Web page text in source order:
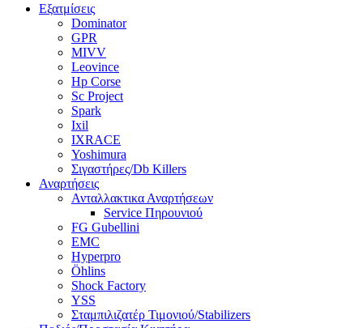
Εξατμίσεις
Dominator
GPR
MIVV
Leovince
Hp Corse
Sc Project
Spark
Ixil
IXRACE
Yoshimura
Σιγαστήρες/Db Killers
Αναρτήσεις
Ανταλλακτικα Αναρτήσεων
Service Πηρουνιού
FG Gubellini
EMC
Hyperpro
Öhlins
Shock Factory
YSS
Σταμπιλιζατέρ Τιμονιού/Stabilizers